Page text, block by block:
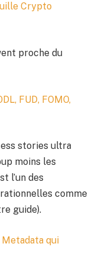
Crypto
proche du
FUD, FOMO,
stories ultra
moins les
l’un des
comme
guide).
Metadata qui